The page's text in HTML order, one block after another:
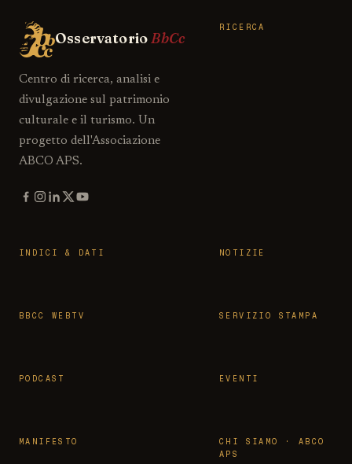
OsservatorioBbCc
Centro di ricerca, analisi e
divulgazione sul patrimonio
culturale e il turismo. Un
progetto dell'Associazione
ABCO APS.
RICERCA
INDICI & DATI NOTIZIE
BBCC WEBTV SERVIZIO STAMPA
PODCAST EVENTI
MANIFESTO
CHI SIAMO · ABCO
APS